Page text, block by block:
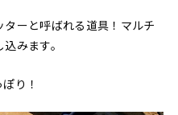
ーと呼ばれる道具！マルチ
みます。
り！